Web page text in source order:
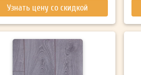
Узнать цену со скидкой